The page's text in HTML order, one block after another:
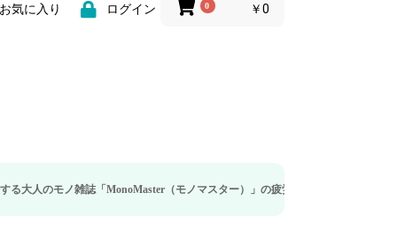
気に入り ログイン 0 ￥0
誌「MonoMaster（モノマスター）」の疲労回復・睡眠の向上特集に当社のリカ